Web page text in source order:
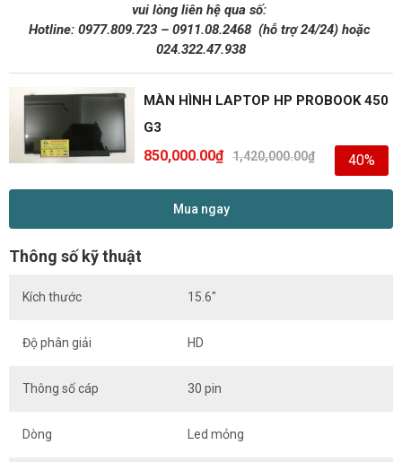
vui lòng liên hệ qua số:
Hotline: 0977.809.723– 0911.08.2468 (hỗ trợ 24/24)hoặc
024.322.47.938
MÀN HÌNH LAPTOP HP PROBOOK 450
G3
1,420,000.00₫
850,000.00₫ 40%
Mua ngay
Thông số kỹ thuật
Kích thước 15.6″
Độ phân giải HD
Thông số cáp 30 pin
Dòng Led mỏng